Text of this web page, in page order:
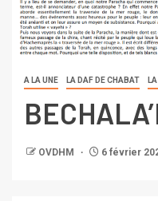
A LA UNE LA DAF DE CHABAT
OVDHM 6 février